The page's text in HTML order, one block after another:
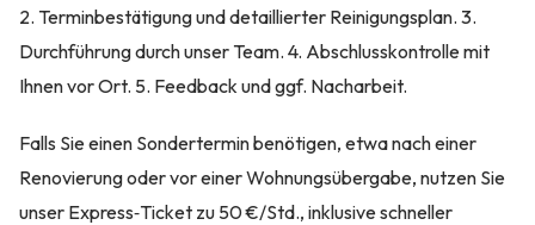
2. Terminbestätigung und detaillierter Reinigungsplan. 3.
Durchführung durch unser Team. 4. Abschlusskontrolle mit
Ihnen vor Ort. 5. Feedback und ggf. Nacharbeit.
Falls Sie einen Sondertermin benötigen, etwa nach einer
Renovierung oder vor einer Wohnungsübergabe, nutzen Sie
unser Express‑Ticket zu 50 €/Std., inklusive schneller